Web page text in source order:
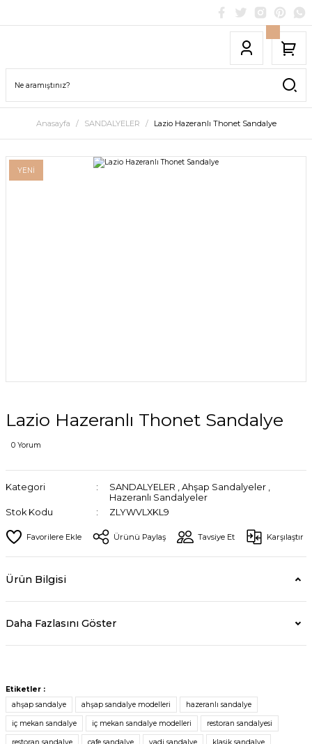
Anasayfa SANDALYELER Lazio Hazeranlı Thonet Sandalye
YENİ
Lazio Hazeranlı Thonet Sandalye
0 Yorum
Kategori SANDALYELER , Ahşap Sandalyeler ,
Hazeranlı Sandalyeler
Stok Kodu
ZLYWVLXKL9
Ürünü Paylaş Tavsiye Et Karşılaştır
Ürün Bilgisi
Daha Fazlasını Göster
Etiketler :
ahşap sandalye
ahşap sandalye modelleri hazeranlı sandalye
iç mekan sandalye iç mekan sandalye modelleri restoran sandalyesi